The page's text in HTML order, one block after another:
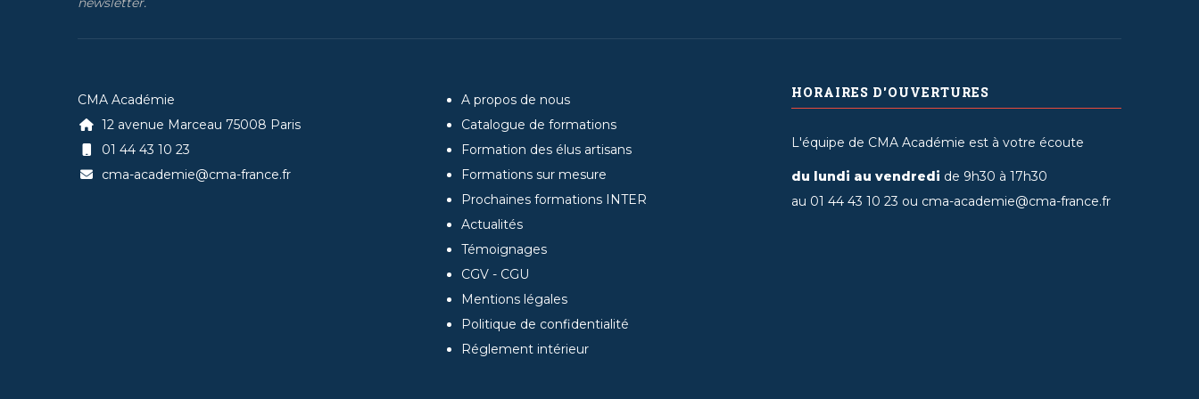
CMA Académie
12 avenue Marceau 75008 Paris
01 44 43 10 23
cma-academie@cma-france.fr
A propos de nous
Catalogue de formations
Formation des élus artisans
Formations sur mesure
Prochaines formations INTER
Actualités
Témoignages
CGV - CGU
Mentions légales
Politique de confidentialité
Réglement intérieur
HORAIRES D'OUVERTURES
L'équipe de CMA Académie est à votre écoute
du lundi au vendredi de 9h30 à 17h30
au 01 44 43 10 23 ou cma-academie@cma-france.fr